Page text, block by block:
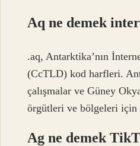
Aq ne demek
.aq, Antarktika’nın
(CcTLD) kod harfleri.
çalışmalar ve Güney
örgütleri ve bölgeleri için
Ag ne demek